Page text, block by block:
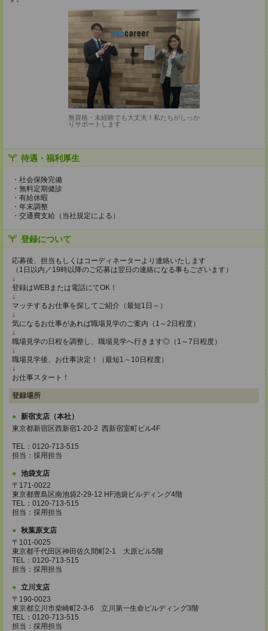
無資格・未経験でも大丈夫！私たちがしっか
りサポートします
待遇・福利厚生
・社会保険完備
・無料定期健診
・有給休暇
・年末調整
・交通費支給（当社規定による）
登録について
応募後、担当もしくはコーディネーターより連絡いたします
（1日以内／19時以降のご応募は翌日の連絡になる事もございます）
↓
登録はWEBまたは電話にてOK！
↓
マッチするお仕事を探してご紹介（最短1日～）
↓
気になるお仕事があれば職場見学のご案内（1～2日程度）
↓
職場見学の日程を調整し、職場見学へ行きます◎（1～7日程度）
↓
職場見学後、お仕事決定！（最短1～10日程度）
↓
お仕事スタート！
登録場所
新宿支店（本社）
東京都新宿区西新宿1-20-2 西新宿室町ビル4F
TEL：0120-713-515
担当：採用担当
池袋支店
〒171-0022
東京都豊島区南池袋2-29-12 HF池袋ビルディング4階
TEL：0120-713-515
担当：採用担当
秋葉原支店
〒101-0025
東京都千代田区神田佐久間町2-1 大原ビル5階
TEL：0120-713-515
担当：採用担当
立川支店
〒190-0023
東京都立川市柴崎町2-3-6 立川第一生命ビルディング3階
TEL：0120-713-515
担当：採用担当